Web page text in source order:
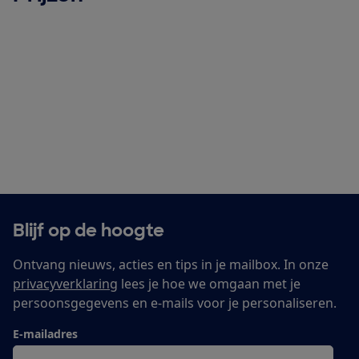
Blijf op de hoogte
Ontvang nieuws, acties en tips in je mailbox. In onze
privacyverklaring lees je hoe we omgaan met je
persoonsgegevens en e-mails voor je personaliseren.
E-mailadres